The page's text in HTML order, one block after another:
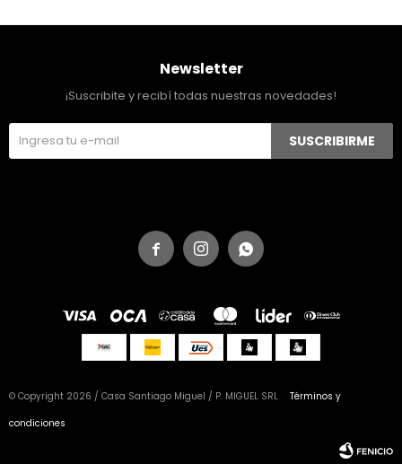
  
Newsletter
¡Suscribite y recibí todas nuestras novedades!
SUSCRIBIRME
© Copyright 2026 / Casa Santiago Miguel / P. MIGUEL SRL
Términos y
condiciones